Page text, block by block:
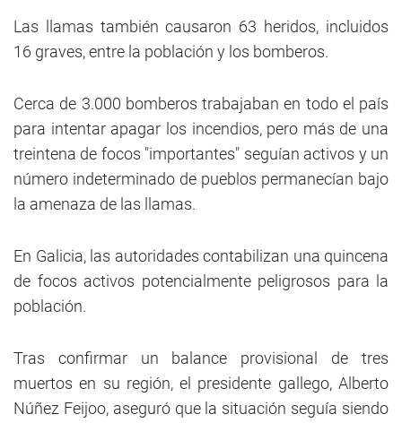
Las llamas también causaron 63 heridos, incluidos
16 graves, entre la población y los bomberos.
Cerca de 3.000 bomberos trabajaban en todo el país
para intentar apagar los incendios, pero más de una
treintena de focos "importantes" seguían activos y un
número indeterminado de pueblos permanecían bajo
la amenaza de las llamas.
En Galicia, las autoridades contabilizan una quincena
de focos activos potencialmente peligrosos para la
población.
Tras confirmar un balance provisional de tres
muertos en su región, el presidente gallego, Alberto
Núñez Feijoo, aseguró que la situación seguía siendo